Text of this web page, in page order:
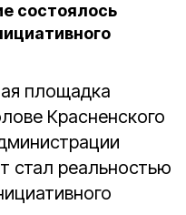
состоялось
площадка
Красненского
стал реальностью